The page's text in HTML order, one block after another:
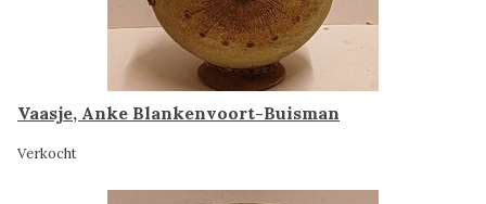
Vaasje, Anke Blankenvoort-Buisman
Verkocht